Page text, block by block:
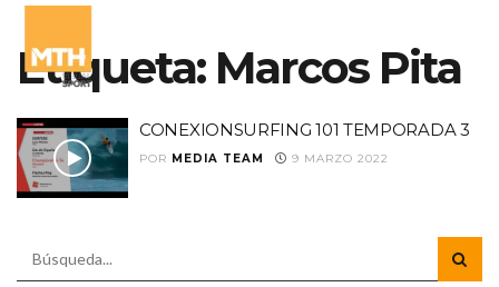
Etiqueta: Marcos Pita
CONEXIONSURFING 101 TEMPORADA 3
POR MEDIA TEAM 9 MARZO 2022